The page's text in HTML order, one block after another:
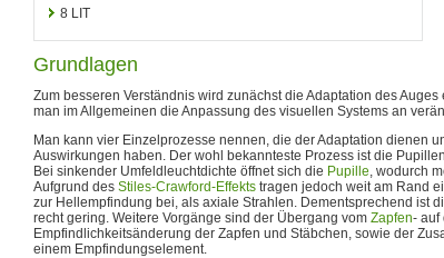
8 LIT
Grundlagen
Zum besseren Verständnis wird zunächst die Adaptation des
man im Allgemeinen die Anpassung des visuellen Systems an
Man kann vier Einzelprozesse nennen, die der Adaptation dienen
Auswirkungen haben. Der wohl bekannteste Prozess ist die
Bei sinkender Umfeldleuchtdichte öffnet sich die Pupille, wodurch
Aufgrund des Stiles-Crawford-Effekts tragen jedoch weit am Rand
zur Hellempfindung bei, als axiale Strahlen. Dementsprechend ist
recht gering. Weitere Vorgänge sind der Übergang vom Zapfen- auf
Empfindlichkeitsänderung der Zapfen und Stäbchen, sowie der
einem Empfindungselement.